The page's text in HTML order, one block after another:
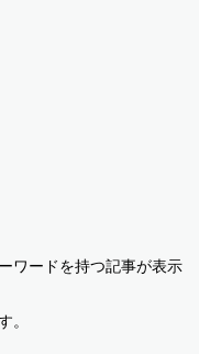
ワードを持つ記事が表示
。